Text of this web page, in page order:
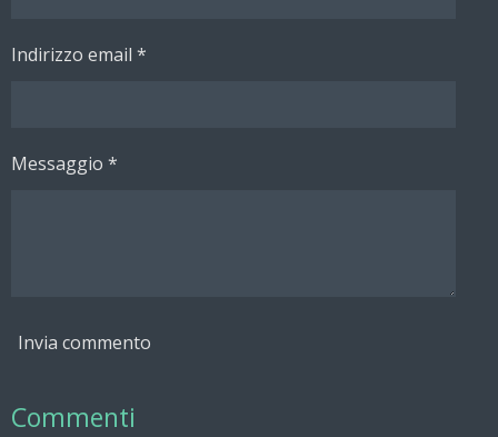
Indirizzo email *
Messaggio *
Invia commento
Commenti